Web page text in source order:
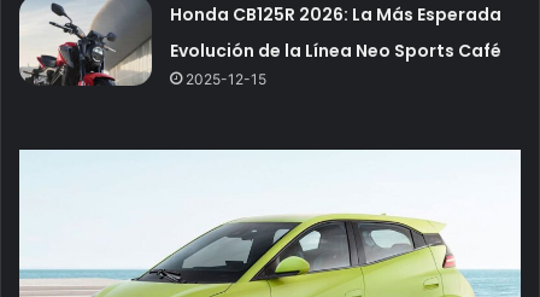
Honda CB125R 2026: La Más Esperada
Evolución de la Línea Neo Sports Café
2025-12-15